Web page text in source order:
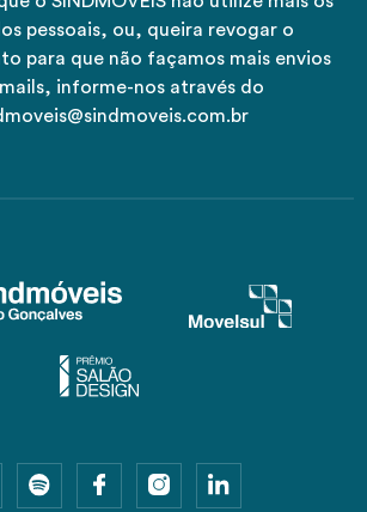
pessoais, ou, queira revogar o
para que não façamos mais envios
informe-nos através do